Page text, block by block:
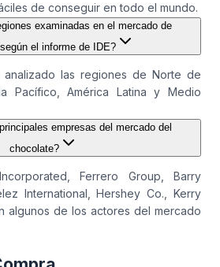
de conseguir en todo el mundo.
examinadas en el mercado de
el informe de IDE?
analizado las regiones de Norte de
Pacífico, América Latina y Medio
empresas del mercado del
chocolate?
Ferrero Group, Barry
International, Hershey Co., Kerry
algunos de los actores del mercado